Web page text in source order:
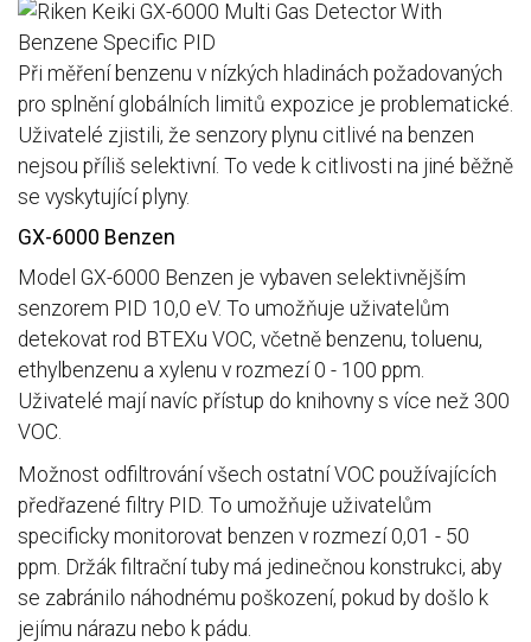
Při měření benzenu v nízkých hladinách požadovaných
pro splnění globálních limitů expozice je problematické.
Uživatelé zjistili, že senzory plynu citlivé na benzen
nejsou příliš selektivní. To vede k citlivosti na jiné běžně
se vyskytující plyny.
GX-6000 Benzen
Model GX-6000 Benzen je vybaven selektivnějším
senzorem PID 10,0 eV. To umožňuje uživatelům
detekovat rod BTEXu VOC, včetně benzenu, toluenu,
ethylbenzenu a xylenu v rozmezí 0 - 100 ppm.
Uživatelé mají navíc přístup do knihovny s více než 300
VOC.
Možnost odfiltrování všech ostatní VOC používajících
předřazené filtry PID. To umožňuje uživatelům
specificky monitorovat benzen v rozmezí 0,01 - 50
ppm. Držák filtrační tuby má jedinečnou konstrukci, aby
se zabránilo náhodnému poškození, pokud by došlo k
jejímu nárazu nebo k pádu.